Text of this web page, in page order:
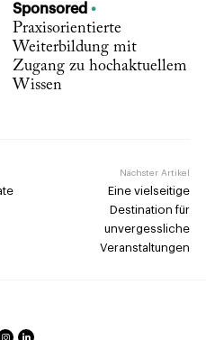
Sponsored
Praxisorientierte
Weiterbildung mit
Zugang zu hochaktuellem
Wissen
Nächster Artikel
Eine vielseitige
Destination für
unvergessliche
Veranstaltungen